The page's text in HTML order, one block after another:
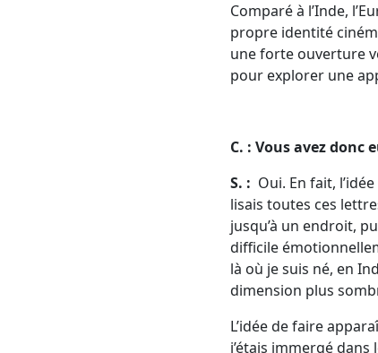
Comparé à l’Inde,
propre identité
une forte ouverture
pour explorer une
C. : Vous avez
S. : Oui. En fait,
lisais toutes ces
jusqu’à un endroit,
difficile
là où je suis né, en
dimension plus
L’idée de faire
j’étais immergé